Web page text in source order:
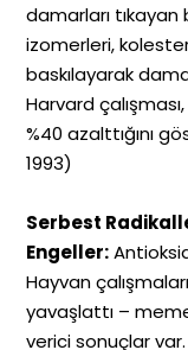
damarları
izomerleri,
baskılayarak
Harvard
%40 azalttığını
1993)
Serbest
Engeller:
Hayvan
yavaşlattı –
verici sonuçlar var.